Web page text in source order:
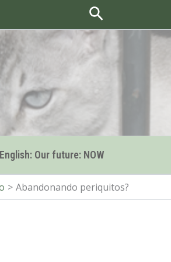
Buscar
English: Our future: NOW
Abandonando periquitos?